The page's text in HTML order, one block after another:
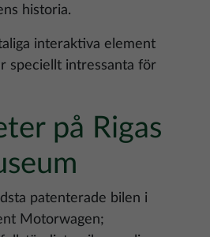
historia.
interaktiva element
speciellt intressanta för
på Rigas
patenterade bilen i
Motorwagen;